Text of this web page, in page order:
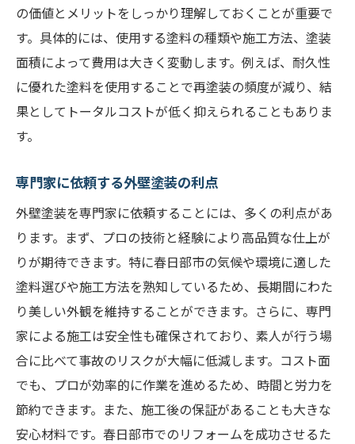
の価値とメリットをしっかり理解しておくことが重要で
す。具体的には、使用する塗料の種類や施工方法、塗装
面積によって費用は大きく変動します。例えば、耐久性
に優れた塗料を使用することで再塗装の頻度が減り、結
果としてトータルコストが低く抑えられることもありま
す。
専門家に依頼する外壁塗装の利点
外壁塗装を専門家に依頼することには、多くの利点があ
ります。まず、プロの技術と経験により高品質な仕上が
りが期待できます。特に春日部市の気候や環境に適した
塗料選びや施工方法を熟知しているため、長期間にわた
り美しい外観を維持することができます。さらに、専門
家による施工は安全性も確保されており、素人が行う場
合に比べて事故のリスクが大幅に低減します。コスト面
でも、プロが効率的に作業を進めるため、時間と労力を
節約できます。また、施工後の保証があることも大きな
安心材料です。春日部市でのリフォームを成功させるた